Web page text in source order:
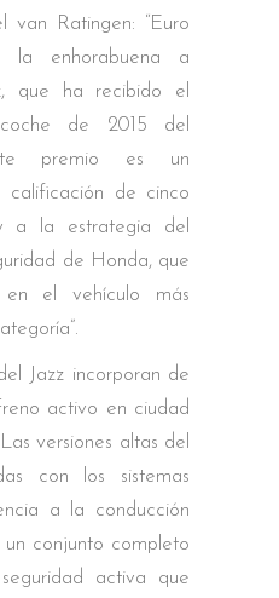
van Ratingen: “Euro
la enhorabuena a
que ha recibido el
de 2015 del
premio es un
calificación de cinco
a la estrategia del
de Honda, que
el vehículo más
Jazz incorporan de
activo en ciudad
versiones altas del
con los sistemas
a la conducción
conjunto completo
activa que